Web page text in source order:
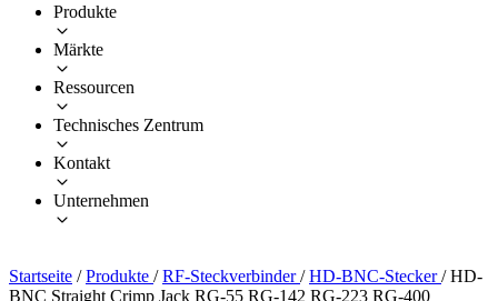
Produkte
Märkte
Ressourcen
Technisches Zentrum
Kontakt
Unternehmen
Startseite / Produkte / RF-Steckverbinder/ HD-BNC-Stecker/ HD-
BNC Straight Crimp Jack RG-55 RG-142 RG-223 RG-400